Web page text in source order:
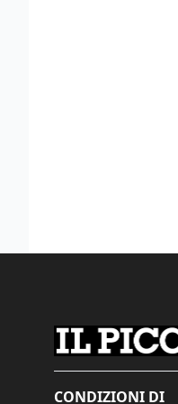
CONDIZIONI DI